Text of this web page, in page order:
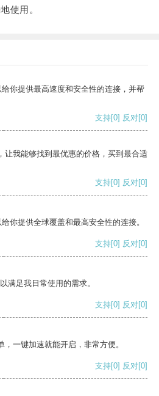
使用。
你提供最高速度和安全性的连接，并帮
支持[0] 反对[0]
让我能够找到最优惠的价格，买到最合适
支持[0] 反对[0]
你提供全球覆盖和最高安全性的连接。
支持[0] 反对[0]
满足我日常使用的需求。
支持[0] 反对[0]
一键加速就能开启，非常方便。
支持[0] 反对[0]